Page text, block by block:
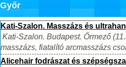
Győr
Kati-Szalon. Masszázs és
Kati-Szalon. Budapest. Őrmező
masszázs, fiatalító arcmasszázs
Alicehair fodrászat és